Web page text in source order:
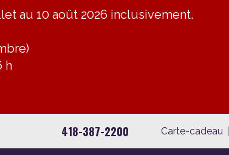
au 10 août 2026 inclusivement.
h
418-387-2200 Carte-cadeau